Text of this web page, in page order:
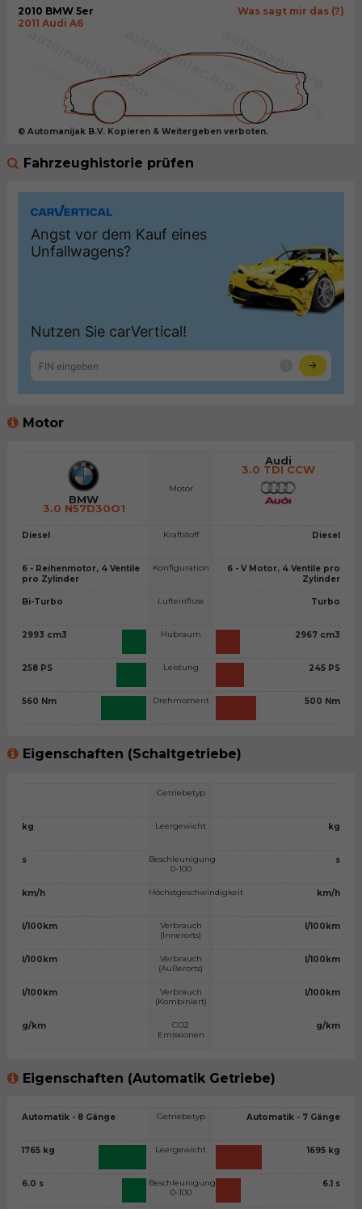
Was sagt mir das (?)
2010 BMW 5er
2011 Audi A6
© Automanijak B.V. Kopieren & Weitergeben verboten.
Fahrzeughistorie prüfen
Motor
BMW
3.0 N57D30O1
Diesel
6 - Reihenmotor, 4 Ventile
pro Zylinder
Bi-Turbo
2993 cm3
258 PS
560 Nm
Motor
Kraftstoff
Konfiguration
Lufteinfluss
Hubraum
Leistung
Drehmoment
Audi
3.0 TDI CCW
Diesel
6 - V Motor, 4 Ventile pro
Zylinder
Turbo
2967 cm3
245 PS
500 Nm
Eigenschaften (Schaltgetriebe)
kg
s
km/h
l/100km
l/100km
l/100km
g/km
Getriebetyp
Leergewicht
Beschleunigung
0-100
Höchstgeschwindigkeit
Verbrauch
(Innerorts)
Verbrauch
(Außerorts)
Verbrauch
(Kombiniert)
CO2
Emissionen
kg
s
km/h
l/100km
l/100km
l/100km
g/km
Eigenschaften (Automatik Getriebe)
Automatik - 8 Gänge
1765 kg
6.0 s
Getriebetyp
Leergewicht
Beschleunigung
0-100
Automatik - 7 Gänge
1695 kg
6.1 s